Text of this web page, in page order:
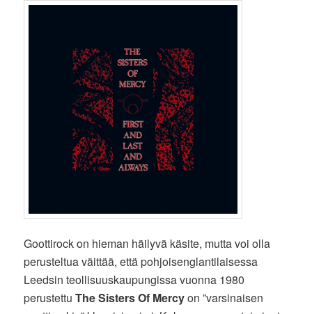
Goottirock on hieman häilyvä käsite, mutta voi olla
perusteltua väittää, että pohjoisenglantilaisessa
Leedsin teollisuuskaupungissa vuonna 1980
perustettuThe Sisters Of Mercyon ”varsinaisen